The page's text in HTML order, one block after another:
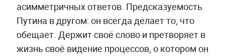
асимметричных ответов. Предсказуемость
Путина в другом: он всегда делает то, что
обещает. Держит своё слово и претворяет в
жизнь своё видение процессов, о котором он